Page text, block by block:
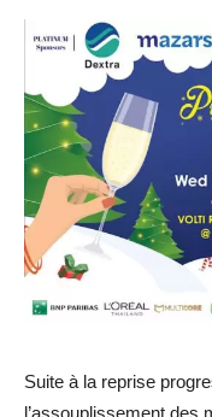
Suite à la reprise
l’assouplissement des